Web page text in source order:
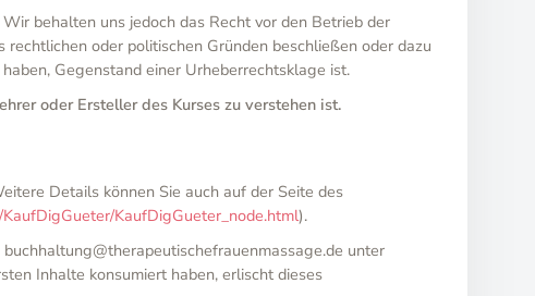
behalten uns jedoch das Recht vor den Betrieb der
oder politischen Gründen beschließen oder dazu
Gegenstand einer Urheberrechtsklage ist.
oder Ersteller des Kurses zu verstehen ist.
Details können Sie auch auf der Seite des
KaufDigGueter_node.html).
unter
Inhalte konsumiert haben, erlischt dieses